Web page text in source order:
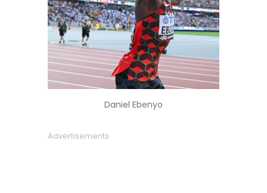
Daniel Ebenyo
Advertisements